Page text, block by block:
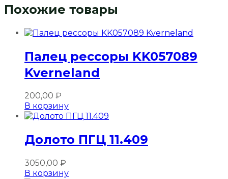
Похожие товары
Палец рессоры KK057089
Kverneland
200,00 ₽
В корзину
Долото ПГЦ 11.409
3050,00 ₽
В корзину